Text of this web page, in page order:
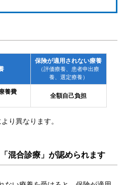
保険が適用されない療養
（評価療養、患者申出療
養、選定療養）
養費
全額自己負担
り異なります。
混合診療」が認められます